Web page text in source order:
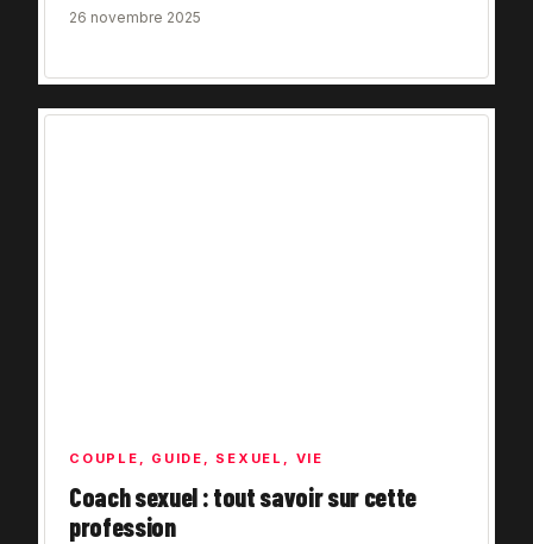
26 novembre 2025
COUPLE , GUIDE , SEXUEL , VIE
Coach sexuel : tout savoir sur cette
profession